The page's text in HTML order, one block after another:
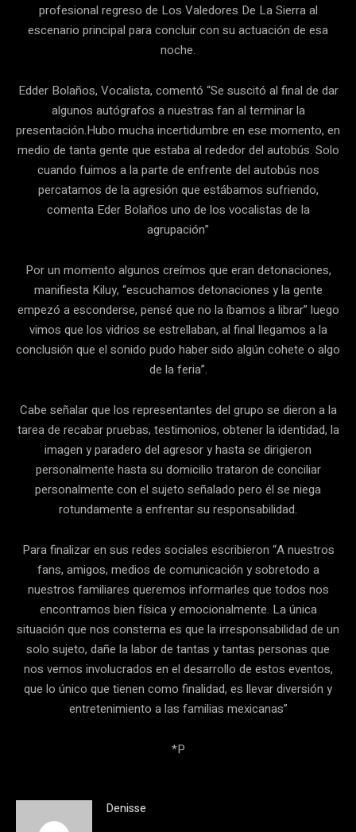
profesional regreso de Los Valedores De La Sierra al
escenario principal para concluir con su actuación de esa
noche.
Edder Bolaños, Vocalista, comentó “Se suscitó al final de dar
algunos autógrafos a nuestras fan al terminar la
presentación.Hubo mucha incertidumbre en ese momento, en
medio de tanta gente que estaba al rededor del autobús. Solo
cuando fuimos a la parte de enfrente del autobús nos
percatamos de la agresión que estábamos sufriendo,
comenta Eder Bolaños uno de los vocalistas de la
agrupación”
Por un momento algunos creímos que eran detonaciones,
manifiesta Kiluy, “escuchamos detonaciones y la gente
empezó a esconderse, pensé que no la íbamos a librar” luego
vimos que los vidrios se estrellaban, al final llegamos a la
conclusión que el sonido pudo haber sido algún cohete o algo
de la feria”.
Cabe señalar que los representantes del grupo se dieron a la
tarea de recabar pruebas, testimonios, obtener la identidad, la
imagen y paradero del agresor y hasta se dirigieron
personalmente hasta su domicilio trataron de conciliar
personalmente con el sujeto señalado pero él se niega
rotundamente a enfrentar su responsabilidad.
Para finalizar en sus redes sociales escribieron “A nuestros
fans, amigos, medios de comunicación y sobretodo a
nuestros familiares queremos informarles que todos nos
encontramos bien física y emocionalmente. La única
situación que nos consterna es que la irresponsabilidad de un
solo sujeto, dañe la labor de tantas y tantas personas que
nos vemos involucrados en el desarrollo de estos eventos,
que lo único que tienen como finalidad, es llevar diversión y
entretenimiento a las familias mexicanas”
*P
Denisse